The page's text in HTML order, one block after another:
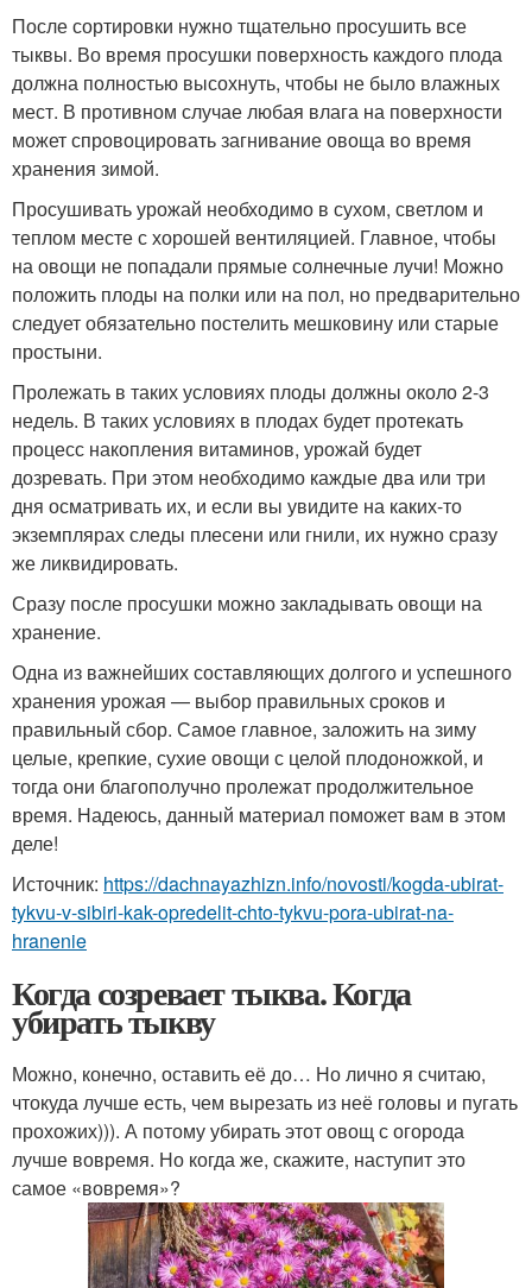
После сортировки нужно тщательно просушить все
тыквы. Во время просушки поверхность каждого плода
должна полностью высохнуть, чтобы не было влажных
мест. В противном случае любая влага на поверхности
может спровоцировать загнивание овоща во время
хранения зимой.
Просушивать урожай необходимо в сухом, светлом и
теплом месте с хорошей вентиляцией. Главное, чтобы
на овощи не попадали прямые солнечные лучи! Можно
положить плоды на полки или на пол, но предварительно
следует обязательно постелить мешковину или старые
простыни.
Пролежать в таких условиях плоды должны около 2-3
недель. В таких условиях в плодах будет протекать
процесс накопления витаминов, урожай будет
дозревать. При этом необходимо каждые два или три
дня осматривать их, и если вы увидите на каких-то
экземплярах следы плесени или гнили, их нужно сразу
же ликвидировать.
Сразу после просушки можно закладывать овощи на
хранение.
Одна из важнейших составляющих долгого и успешного
хранения урожая — выбор правильных сроков и
правильный сбор. Самое главное, заложить на зиму
целые, крепкие, сухие овощи с целой плодоножкой, и
тогда они благополучно пролежат продолжительное
время. Надеюсь, данный материал поможет вам в этом
деле!
Источник: https://dachnayazhizn.info/novosti/kogda-ubirat-
tykvu-v-sibiri-kak-opredelit-chto-tykvu-pora-ubirat-na-
hranenie
Когда созревает тыква. Когда
убирать тыкву
Можно, конечно, оставить её до… Но лично я считаю,
чтокуда лучше есть, чем вырезать из неё головы и пугать
прохожих))). А потому убирать этот овощ с огорода
лучше вовремя. Но когда же, скажите, наступит это
самое «вовремя»?